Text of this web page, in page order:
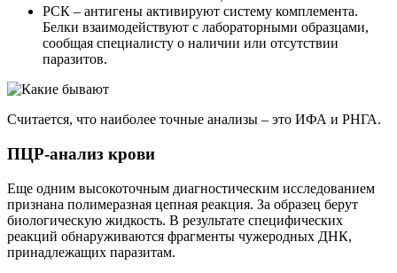
РСК – антигены активируют систему комплемента.
Белки взаимодействуют с лабораторными образцами,
сообщая специалисту о наличии или отсутствии
паразитов.
Считается, что наиболее точные анализы – это ИФА и РНГА.
ПЦР-анализ крови
Еще одним высокоточным диагностическим исследованием
признана полимеразная цепная реакция. За образец берут
биологическую жидкость. В результате специфических
реакций обнаруживаются фрагменты чужеродных ДНК,
принадлежащих паразитам.